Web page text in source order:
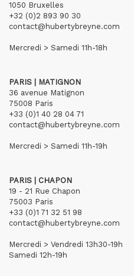
1050 Bruxelles
+32 (0)2 893 90 30
contact@hubertybreyne.com
Mercredi > Samedi 11h-18h
PARIS | MATIGNON
36 avenue Matignon
75008 Paris
+33 (0)1 40 28 04 71
contact@hubertybreyne.com
Mercredi > Samedi 11h-19h
PARIS | CHAPON
19 - 21 Rue Chapon
75003 Paris
+33 (0)1 71 32 51 98
contact@hubertybreyne.com
Mercredi > Vendredi 13h30-19h
Samedi 12h-19h